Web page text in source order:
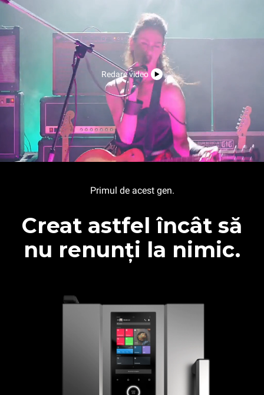
Redare video
Primul de acest gen.
Creat astfel încât să
nu renunți la nimic.